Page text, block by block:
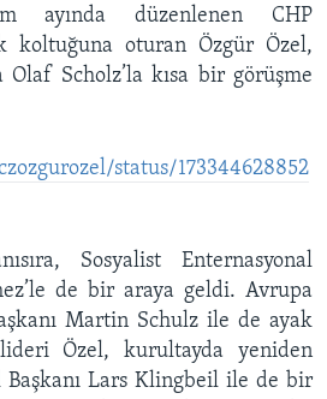
ayında düzenlenen CHP
koltuğuna oturan Özgür Özel,
Olaf Scholz’la kısa bir görüşme
status/173344628852
Sosyalist Enternasyonal
de bir araya geldi. Avrupa
Martin Schulz ile de ayak
Özel, kurultayda yeniden
Başkanı Lars Klingbeil ile de bir